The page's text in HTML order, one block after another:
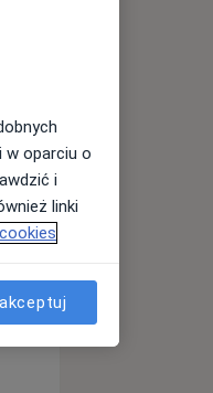
Śr,
12 Sie
w oparciu o
i
linki